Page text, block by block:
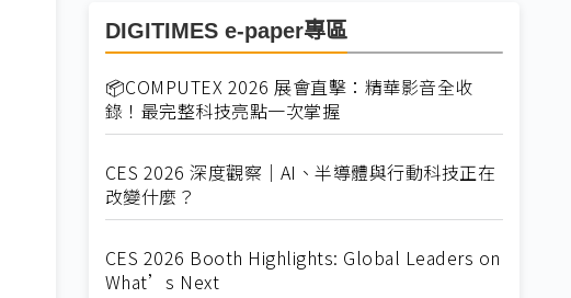
DIGITIMES e-paper專區
📦COMPUTEX 2026 展會直擊：精華影音全收
錄！最完整科技亮點一次掌握
CES 2026 深度觀察｜AI、半導體與行動科技正在
改變什麼？
CES 2026 Booth Highlights: Global Leaders on
What’s Next